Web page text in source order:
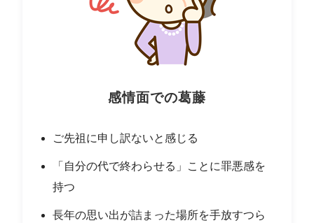
感情面での葛藤
ご先祖に申し訳ないと感じる
「自分の代で終わらせる」ことに罪悪感を
持つ
長年の思い出が詰まった場所を手放すつら